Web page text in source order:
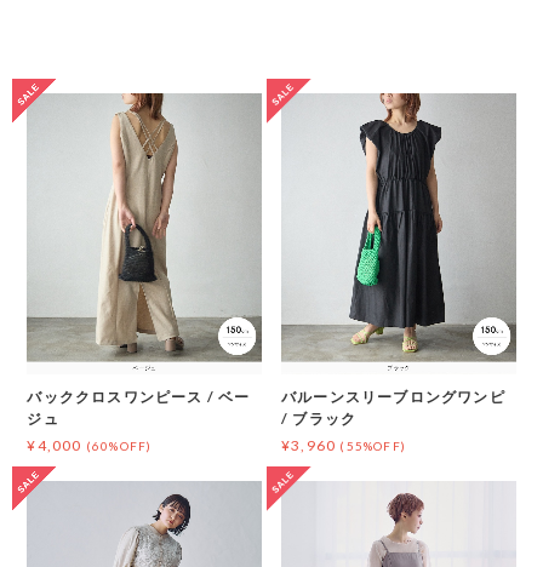
バッククロスワンピース / ベー
ジュ
¥4,000 (60%OFF)
バルーンスリーブロングワンピ
/ ブラック
¥3,960 (55%OFF)